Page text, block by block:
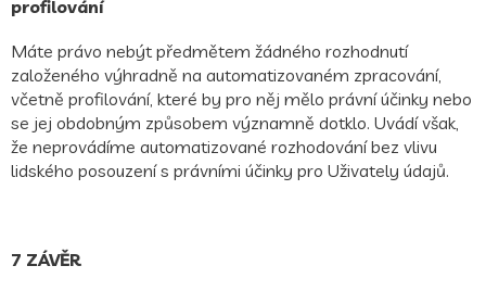
profilování
Máte právo nebýt předmětem žádného rozhodnutí
založeného výhradně na automatizovaném zpracování,
včetně profilování, které by pro něj mělo právní účinky nebo
se jej obdobným způsobem významně dotklo. Uvádí však,
že neprovádíme automatizované rozhodování bez vlivu
lidského posouzení s právními účinky pro Uživately údajů.
7 ZÁVĚR